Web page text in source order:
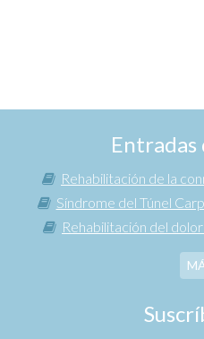
Entradas
Rehabilitación de la
Síndrome del Túnel
Rehabilitación del